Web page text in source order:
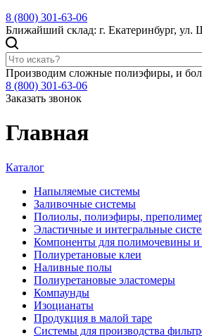
8 (800) 301-63-06
Ближайший склад: г. Екатеринбург, ул.
Производим сложные полиэфиры, и
8 (800) 301-63-06
Заказать звонок
Главная
Каталог
Напыляемые системы
Заливочные системы
Полиолы, полиэфиры,
Эластичные и интегральные
Компоненты для полимочевины
Полиуретановые клеи
Наливные полы
Полиуретановые эластомеры
Компаунды
Изоцианаты
Продукция в малой таре
Системы для производства